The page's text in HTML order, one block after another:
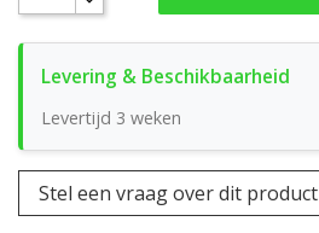
Levertijd 3 weken
Stel een vraag over dit product